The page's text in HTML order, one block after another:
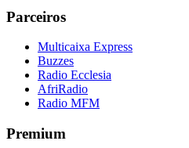
Parceiros
Multicaixa Express
Buzzes
Radio Ecclesia
AfriRadio
Radio MFM
Premium